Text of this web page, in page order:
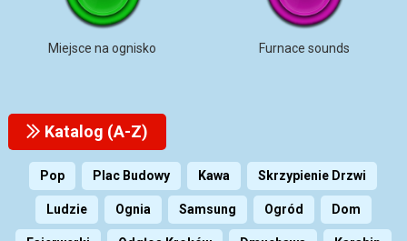
Miejsce na ognisko Furnace sounds
Katalog (A-Z)
Pop Plac Budowy Kawa Skrzypienie Drzwi
Ludzie Ognia Samsung Ogród Dom